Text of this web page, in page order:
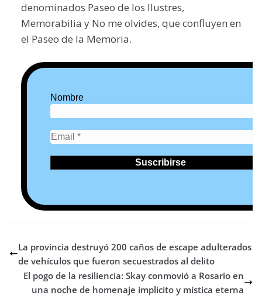
denominados Paseo de los Ilustres,
Memorabilia y No me olvides, que confluyen en
el Paseo de la Memoria.
Nombre
La provincia destruyó 200 caños de escape adulterados
de vehículos que fueron secuestrados al delito
El pogo de la resiliencia: Skay conmovió a Rosario en
una noche de homenaje implícito y mística eterna